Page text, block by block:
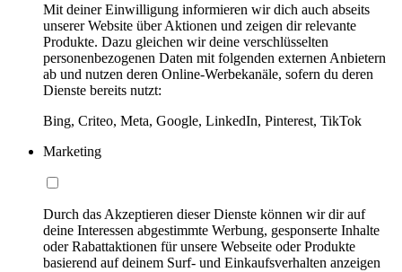
Mit deiner Einwilligung informieren wir dich auch abseits
unserer Website über Aktionen und zeigen dir relevante
Produkte. Dazu gleichen wir deine verschlüsselten
personenbezogenen Daten mit folgenden externen Anbietern
ab und nutzen deren Online-Werbekanäle, sofern du deren
Dienste bereits nutzt:
Bing, Criteo, Meta, Google, LinkedIn, Pinterest, TikTok
Marketing
Durch das Akzeptieren dieser Dienste können wir dir auf
deine Interessen abgestimmte Werbung, gesponserte Inhalte
oder Rabattaktionen für unsere Webseite oder Produkte
basierend auf deinem Surf- und Einkaufsverhalten anzeigen